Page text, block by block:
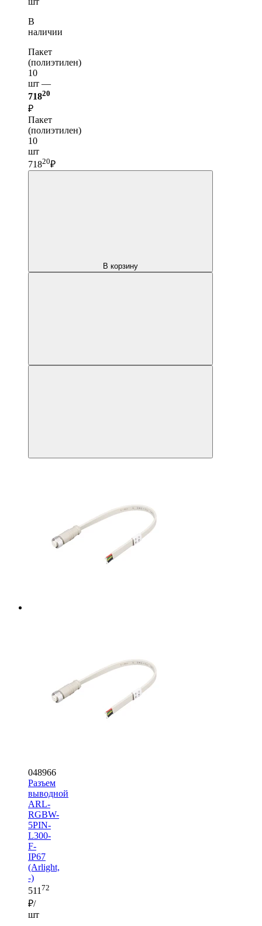
В
наличии
Пакет
(полиэтилен)
10
шт —
71820
₽
Пакет
(полиэтилен)
10
шт
71820₽
В корзину
048966
Разъем
выводной
ARL-
RGBW-
5PIN-
L300-
F-
IP67
(Arlight,
-)
51172
₽/
шт